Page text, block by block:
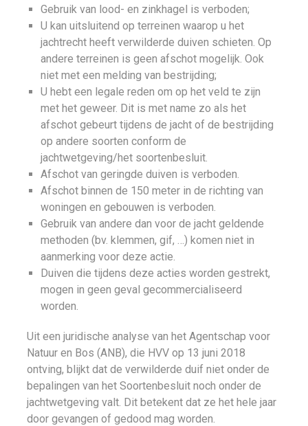
Gebruik van lood- en zinkhagel is verboden;
U kan uitsluitend op terreinen waarop u het
jachtrecht heeft verwilderde duiven schieten. Op
andere terreinen is geen afschot mogelijk. Ook
niet met een melding van bestrijding;
U hebt een legale reden om op het veld te zijn
met het geweer. Dit is met name zo als het
afschot gebeurt tijdens de jacht of de bestrijding
op andere soorten conform de
jachtwetgeving/het soortenbesluit.
Afschot van geringde duiven is verboden.
Afschot binnen de 150 meter in de richting van
woningen en gebouwen is verboden.
Gebruik van andere dan voor de jacht geldende
methoden (bv. klemmen, gif, …) komen niet in
aanmerking voor deze actie.
Duiven die tijdens deze acties worden gestrekt,
mogen in geen geval gecommercialiseerd
worden.
Uit een juridische analyse van het Agentschap voor
Natuur en Bos (ANB), die HVV op 13 juni 2018
ontving, blijkt dat de verwilderde duif niet onder de
bepalingen van het Soortenbesluit noch onder de
jachtwetgeving valt. Dit betekent dat ze het hele jaar
door gevangen of gedood mag worden.